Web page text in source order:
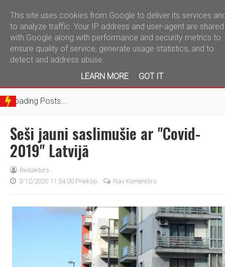
telegram
AKIN
Loading Posts...
Seši jauni saslimušie ar "Covid-
2019" Latvijā
Redaktors
3/12/2020 11:54:00 Priekšp.
Nav Komentāru
This site uses cookies from Google to deliver its services
to analyze traffic. Your IP address and user-agent are shared
with Google along with performance and security metrics to
ensure quality of service, generate usage statistics, and to
detect and address abuse.
LEARN MORE
GOT IT